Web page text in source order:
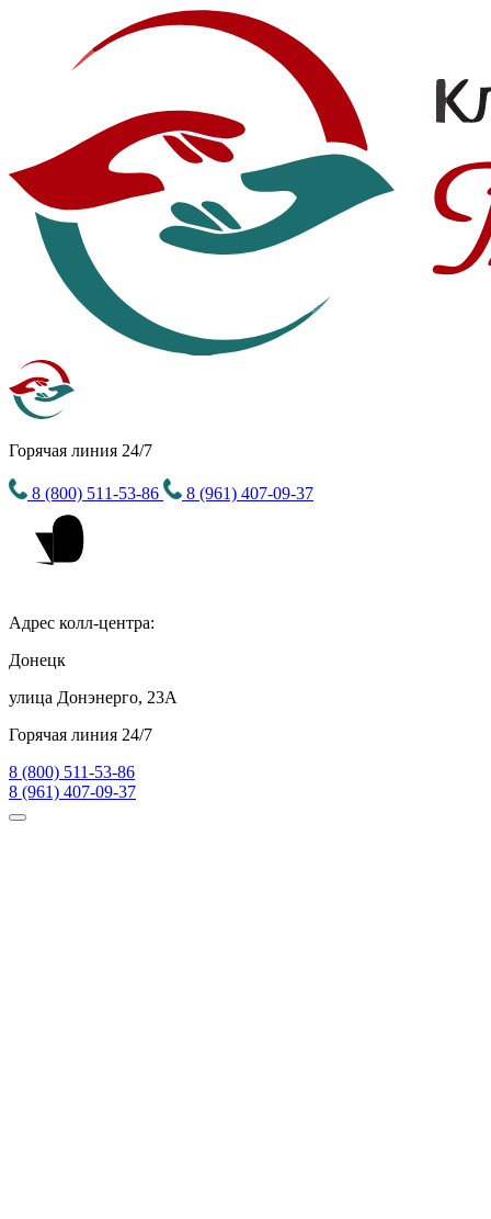
Горячая линия 24/7
8 (800) 511-53-86 8 (961) 407-09-37
Адрес колл-центра:
Донецк
улица Донэнерго, 23А
Горячая линия 24/7
8 (800) 511-53-86
8 (961) 407-09-37